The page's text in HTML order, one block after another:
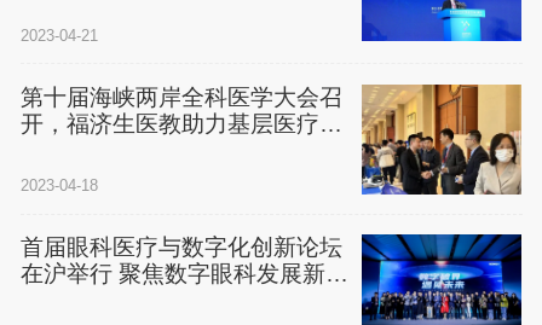
2023-04-21
第十届海峡两岸全科医学大会召
开，福济生医教助力基层医疗发
2023-04-18
首届眼科医疗与数字化创新论坛
在沪举行 聚焦数字眼科发展新趋